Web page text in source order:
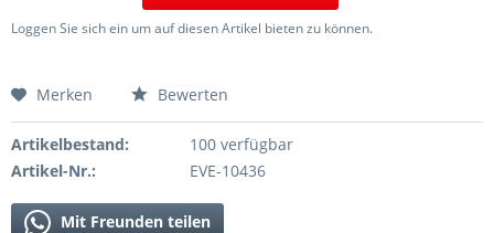
Loggen Sie sich ein um auf diesen Artikel bieten zu können.
Merken Bewerten
Artikelbestand:
100 verfügbar
Artikel-Nr.:
EVE-10436
Mit Freunden teilen